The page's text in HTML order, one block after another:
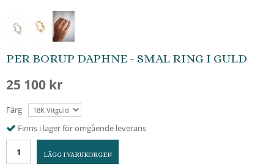
PER BORUP DAPHNE - SMAL RING I GULD
25 100 kr
Färg
Finns i lager för omgående leverans
LÄGG I VARUKORGEN